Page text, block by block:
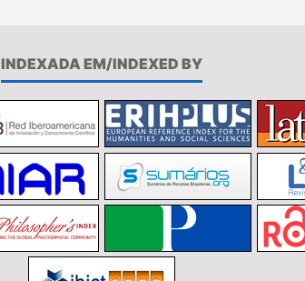
INDEXADA EM/INDEXED BY